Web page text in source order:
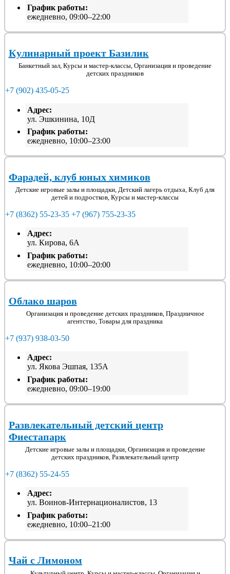
График работы:
ежедневно, 09:00–22:00
Кулинарный проект Базилик
Банкетный зал, Курсы и мастер-классы, Организация и проведение
детских праздников
+7 (902) 435-05-25
Адрес:
ул. Эшкинина, 10Д
График работы:
ежедневно, 10:00–23:00
Фарадей, клуб юных химиков
Детские игровые залы и площадки, Детский лагерь отдыха, Клуб для
детей и подростков, Курсы и мастер-классы
+7 (8362) 55-23-35 +7 (967) 755-23-35
Адрес:
ул. Кирова, 6А
График работы:
ежедневно, 10:00–20:00
Облако шаров
Организация и проведение детских праздников, Праздничное
агентство, Товары для праздника
+7 (937) 938-03-50
Адрес:
ул. Якова Эшпая, 135А
График работы:
ежедневно, 09:00–19:00
Развлекательный детский центр
Фиестапарк
Детские игровые залы и площадки, Организация и проведение
детских праздников, Развлекательный центр
+7 (8362) 55-24-55
Адрес:
ул. Воинов-Интернационалистов, 13
График работы:
ежедневно, 10:00–21:00
Чай с Лимоном